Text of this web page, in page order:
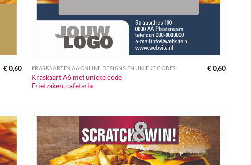
€0,60 KRASKAARTEN A6 ONLINE DESIGNS EN UNIEKE CODES
Kraskaart A6 met unieke code
Frietzaken, cafetaria
€0,60